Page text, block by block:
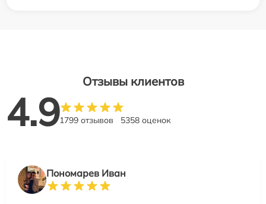
Отзывы клиентов
4.91799 отзывов 5358 оценок
Пономарев Иван